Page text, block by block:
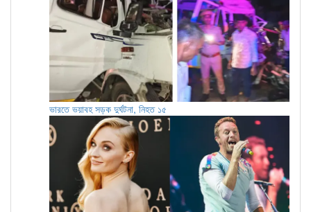
ভারতে ভয়াবহ সড়ক দুর্ঘটনা, নিহত ১৫